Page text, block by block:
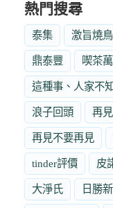
熱門搜尋
泰集 激旨燒鳥
鼎泰豐 喫茶
這種事、人家不
浪子回頭 再
再見不要再見
tinder評價 皮
大淨氏 日勝